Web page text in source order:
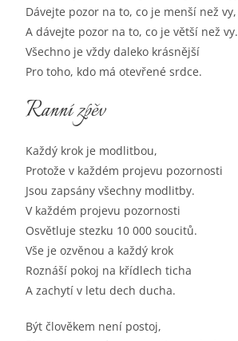
Dávejte pozor na to, co je menší než vy,
A dávejte pozor na to, co je větší než vy.
Všechno je vždy daleko krásnější
Pro toho, kdo má otevřené srdce.
Ranní zpěv
Každý krok je modlitbou,
Protože v každém projevu pozornosti
Jsou zapsány všechny modlitby.
V každém projevu pozornosti
Osvětluje stezku 10 000 soucitů.
Vše je ozvěnou a každý krok
Roznáší pokoj na křídlech ticha
A zachytí v letu dech ducha.
Být člověkem není postoj,